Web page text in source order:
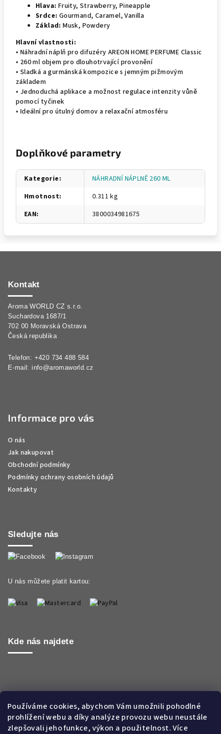
Používáme cookies, abychom Vám umožnili pohodlné
prohlížení webu a díky analýze provozu webu neustále
zlepšovali jeho funkce, výkon a použitelnost. Více
Hlava: Fruity, Strawberry, Pineapple
Srdce: Gourmand, Caramel, Vanilla
Základ: Musk, Powdery
Hlavní vlastnosti:
• Náhradní náplň pro difuzéry AREON HOME PERFUME Classic
• 260 ml objem pro dlouhotrvající provonění
• Sladká a gurmánská kompozice s jemným pižmovým
základem
• Jednoduchá aplikace a možnost regulace intenzity vůně
pomocí tyčinek
• Ideální pro útulný domov a relaxační atmosféru
Doplňkové parametry
Kategorie:
NÁHRADNÍ NÁPLNĚ 260 ML
Hmotnost:
0.311 kg
EAN: 3800034981675
Kontakt
Aroma WORLD CZ s.r.o.
Suchardova 1687/1
702 00 Moravská Ostrava
Česká republika
Telefon: +420 734 488 584
E-mail: info@aromaworld.cz
Informace pro vás
O nás
Jak nakupovat
Obchodní podmínky
Podmínky ochrany osobních údajů
Kontakty
Sledujte nás
U nás můžete platit kartou:
Kde nás najdete